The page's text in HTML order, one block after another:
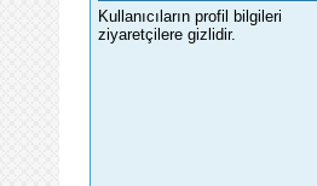
Kullanıcıların profil bilgileri
ziyaretçilere gizlidir.